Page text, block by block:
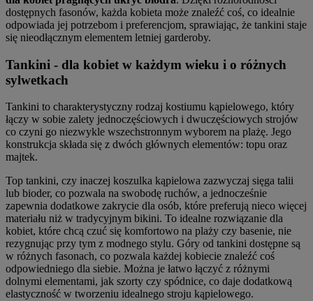
dostępnych fasonów, każda kobieta może znaleźć coś, co idealnie
odpowiada jej potrzebom i preferencjom, sprawiając, że tankini staje
się nieodłącznym elementem letniej garderoby.
Tankini - dla kobiet w każdym wieku i o różnych
sylwetkach
Tankini to charakterystyczny rodzaj kostiumu kąpielowego, który
łączy w sobie zalety jednoczęściowych i dwuczęściowych strojów
co czyni go niezwykle wszechstronnym wyborem na plażę. Jego
konstrukcja składa się z dwóch głównych elementów: topu oraz
majtek.
Top tankini, czy inaczej koszulka kąpielowa zazwyczaj sięga talii
lub bioder, co pozwala na swobodę ruchów, a jednocześnie
zapewnia dodatkowe zakrycie dla osób, które preferują nieco więcej
materiału niż w tradycyjnym bikini. To idealne rozwiązanie dla
kobiet, które chcą czuć się komfortowo na plaży czy basenie, nie
rezygnując przy tym z modnego stylu. Góry od tankini dostępne są
w różnych fasonach, co pozwala każdej kobiecie znaleźć coś
odpowiedniego dla siebie. Można je łatwo łączyć z różnymi
dolnymi elementami, jak szorty czy spódnice, co daje dodatkową
elastyczność w tworzeniu idealnego stroju kąpielowego.